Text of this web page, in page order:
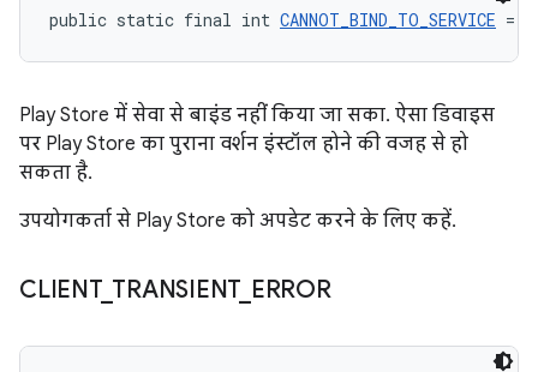
public static final int CANNOT_BIND_TO_SERVICE = -
Play Store में सेवा से बाइंड नहीं किया जा सका. ऐसा डिवाइस
पर Play Store का पुराना वर्शन इंस्टॉल होने की वजह से हो
सकता है.
उपयोगकर्ता से Play Store को अपडेट करने के लिए कहें.
CLIENT_ TRANSIENT_ ERROR